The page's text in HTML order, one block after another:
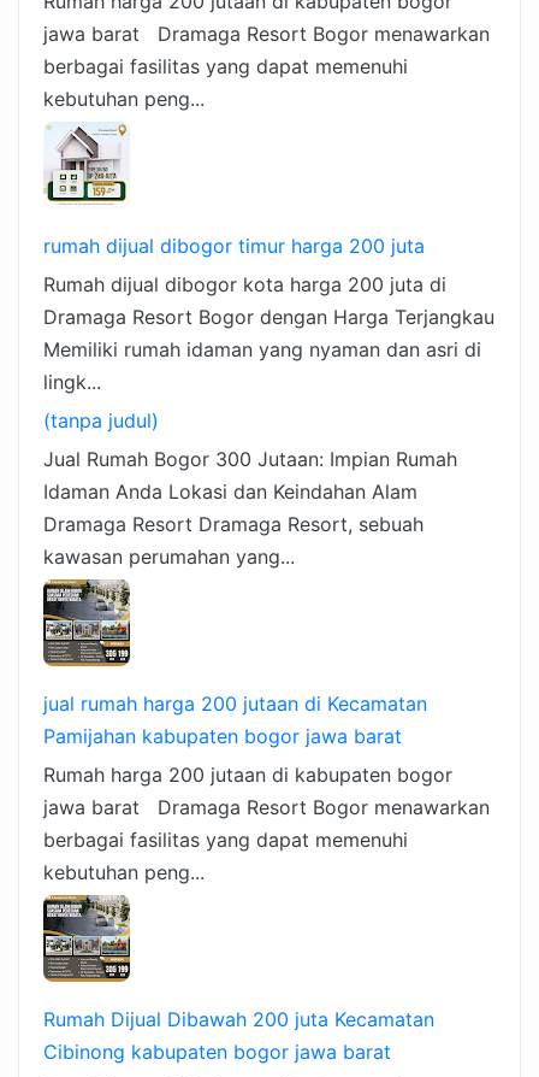
jawa barat Dramaga Resort Bogor menawarkan
berbagai fasilitas yang dapat memenuhi
kebutuhan peng...
rumah dijual dibogor timur harga 200 juta
Rumah dijual dibogor kota harga 200 juta di
Dramaga Resort Bogor dengan Harga Terjangkau
Memiliki rumah idaman yang nyaman dan asri di
lingk...
(tanpa judul)
Jual Rumah Bogor 300 Jutaan: Impian Rumah
Idaman Anda Lokasi dan Keindahan Alam
Dramaga Resort Dramaga Resort, sebuah
kawasan perumahan yang...
jual rumah harga 200 jutaan di Kecamatan
Pamijahan kabupaten bogor jawa barat
Rumah harga 200 jutaan di kabupaten bogor
jawa barat Dramaga Resort Bogor menawarkan
berbagai fasilitas yang dapat memenuhi
kebutuhan peng...
Rumah Dijual Dibawah 200 juta Kecamatan
Cibinong kabupaten bogor jawa barat